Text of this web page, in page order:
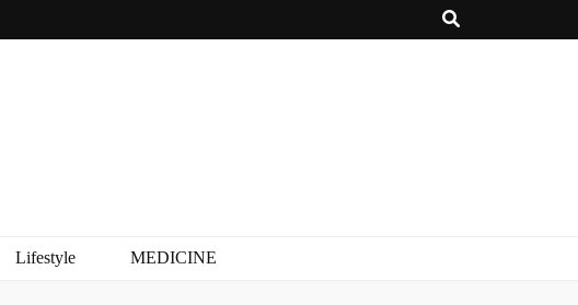
Lifestyle MEDICINE